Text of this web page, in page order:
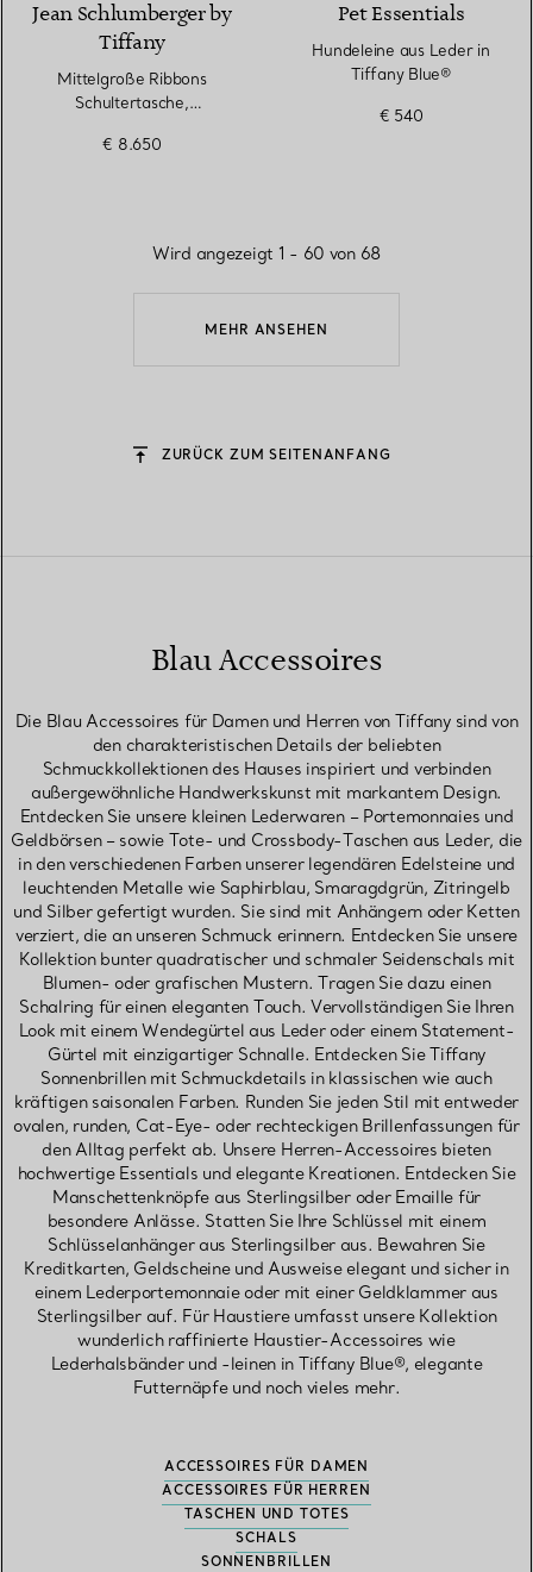
Jean Schlumberger by
Tiffany
Mittelgroße Ribbons
Schultertasche,
€ 8.650
Pet Essentials
Hundeleine aus Leder in
Tiffany Blue®
€ 540
MEHR ANSEHEN
Wird angezeigt 1 - 60 von 68
ZURÜCK ZUM SEITENANFANG
Blau Accessoires
Die Blau Accessoires für Damen und Herren von Tiffany sind von
den charakteristischen Details der beliebten
Schmuckkollektionen des Hauses inspiriert und verbinden
außergewöhnliche Handwerkskunst mit markantem Design.
Entdecken Sie unsere kleinen Lederwaren – Portemonnaies und
Geldbörsen – sowie Tote- und Crossbody-Taschen aus Leder, die
in den verschiedenen Farben unserer legendären Edelsteine und
leuchtenden Metalle wie Saphirblau, Smaragdgrün, Zitringelb
und Silber gefertigt wurden. Sie sind mit Anhängern oder Ketten
verziert, die an unseren Schmuck erinnern. Entdecken Sie unsere
Kollektion bunter quadratischer und schmaler Seidenschals mit
Blumen- oder grafischen Mustern. Tragen Sie dazu einen
Schalring für einen eleganten Touch. Vervollständigen Sie Ihren
Look mit einem Wendegürtel aus Leder oder einem Statement-
Gürtel mit einzigartiger Schnalle. Entdecken Sie Tiffany
Sonnenbrillen mit Schmuckdetails in klassischen wie auch
kräftigen saisonalen Farben. Runden Sie jeden Stil mit entweder
ovalen, runden, Cat-Eye- oder rechteckigen Brillenfassungen für
den Alltag perfekt ab. Unsere Herren-Accessoires bieten
hochwertige Essentials und elegante Kreationen. Entdecken Sie
Manschettenknöpfe aus Sterlingsilber oder Emaille für
besondere Anlässe. Statten Sie Ihre Schlüssel mit einem
Schlüsselanhänger aus Sterlingsilber aus. Bewahren Sie
Kreditkarten, Geldscheine und Ausweise elegant und sicher in
einem Lederportemonnaie oder mit einer Geldklammer aus
Sterlingsilber auf. Für Haustiere umfasst unsere Kollektion
wunderlich raffinierte Haustier-Accessoires wie
Lederhalsbänder und -leinen in Tiffany Blue®, elegante
Futternäpfe und noch vieles mehr.
ACCESSOIRES FÜR DAMEN
ACCESSOIRES FÜR HERREN
TASCHEN UND TOTES
SCHALS
SONNENBRILLEN